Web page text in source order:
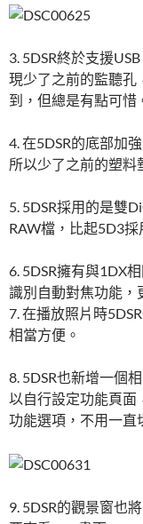
3. 5DSR終於支援
現少了之前的監聽孔
到，但總是有點可惜
4. 在5DSR的底部加
所以少了之前的塑料
5. 5DSR採用的是雙
RAW檔，比起5D3採
6. 5DSR擁有與1DX
識別自動對焦功能，
7. 在播放照片時
相當方便。
8. 5DSR也新增一個
以自行設定功能頁面
功能選項，不用一直
9. 5DSR的觀景窗也